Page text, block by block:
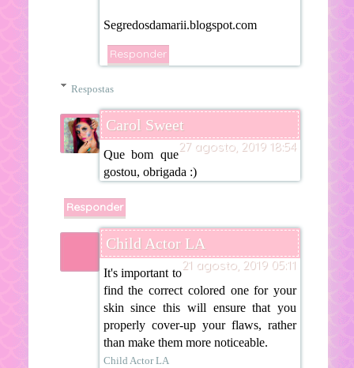
Segredosdamarii.blogspot.com
Responder
Respostas
Carol Sweet
27 agosto, 2019 18:54
Que bom que
gostou, obrigada :)
Responder
Child Actor LA
21 agosto, 2019 05:11
It's important to
find the correct colored one for your
skin since this will ensure that you
properly cover-up your flaws, rather
than make them more noticeable.
Child Actor LA